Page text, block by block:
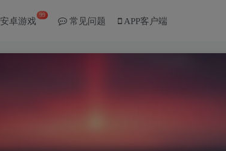
安卓游戏
99
常见问题 APP客户端